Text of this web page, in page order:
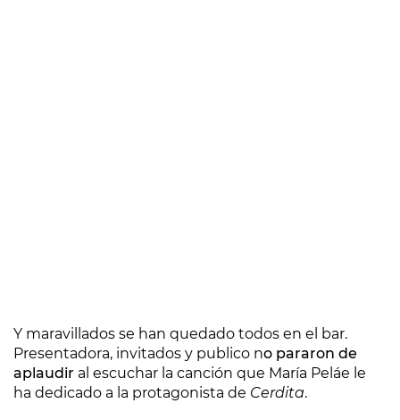
Y maravillados se han quedado todos en el bar.
Presentadora, invitados y publico no pararon de
aplaudir al escuchar la canción que María Peláe le
ha dedicado a la protagonista de Cerdita.